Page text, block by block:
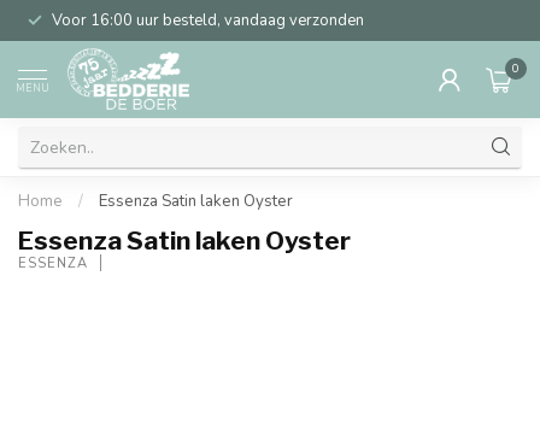
Voor 16:00 uur besteld, vandaag verzonden
MENU
0
Home / Essenza Satin laken Oyster
Essenza Satin laken Oyster
ESSENZA